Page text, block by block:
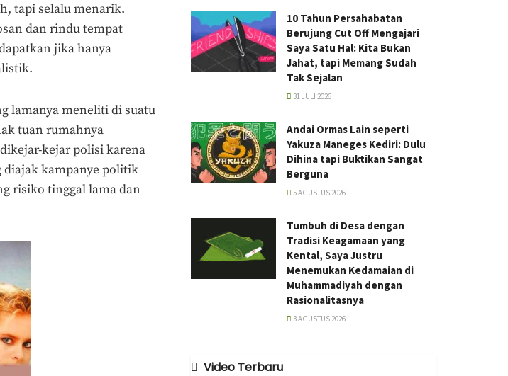
tapi selalu menarik.
dan rindu tempat
jika hanya
lamanya meneliti di suatu
tuan rumahnya
kejar polisi karena
diajak kampanye politik
risiko tinggal lama dan
10 Tahun Persahabatan
Berujung Cut Off Mengajari
Saya Satu Hal: Kita Bukan
Jahat, tapi Memang Sudah
Tak Sejalan
31 JULI 2026
Andai Ormas Lain seperti
Yakuza Maneges Kediri: Dulu
Dihina tapi Buktikan Sangat
Berguna
5 AGUSTUS 2026
Tumbuh di Desa dengan
Tradisi Keagamaan yang
Kental, Saya Justru
Menemukan Kedamaian di
Muhammadiyah dengan
Rasionalitasnya
3 AGUSTUS 2026
Video Terbaru